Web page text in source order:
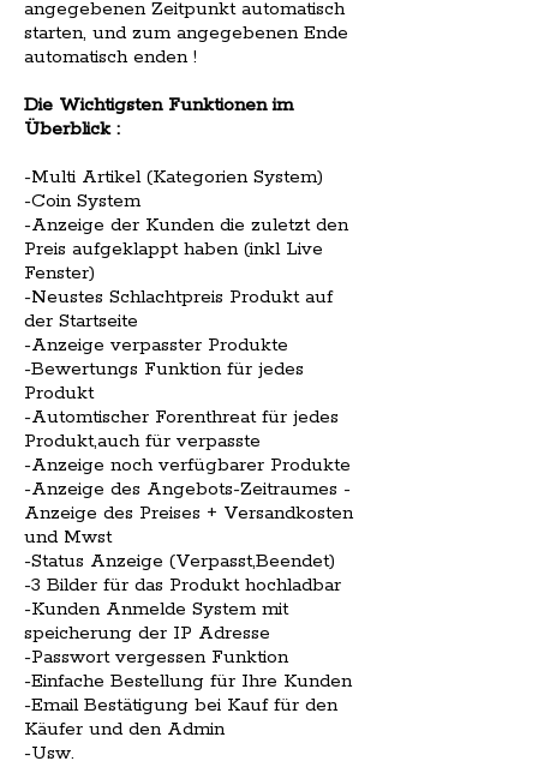
angegebenen Zeitpunkt automatisch
starten, und zum angegebenen Ende
automatisch enden !
Die Wichtigsten Funktionen im
Überblick :
-Multi Artikel (Kategorien System)
-Coin System
-Anzeige der Kunden die zuletzt den
Preis aufgeklappt haben (inkl Live
Fenster)
-Neustes Schlachtpreis Produkt auf
der Startseite
-Anzeige verpasster Produkte
-Bewertungs Funktion für jedes
Produkt
-Automtischer Forenthreat für jedes
Produkt,auch für verpasste
-Anzeige noch verfügbarer Produkte
-Anzeige des Angebots-Zeitraumes -
Anzeige des Preises + Versandkosten
und Mwst
-Status Anzeige (Verpasst,Beendet)
-3 Bilder für das Produkt hochladbar
-Kunden Anmelde System mit
speicherung der IP Adresse
-Passwort vergessen Funktion
-Einfache Bestellung für Ihre Kunden
-Email Bestätigung bei Kauf für den
Käufer und den Admin
-Usw.